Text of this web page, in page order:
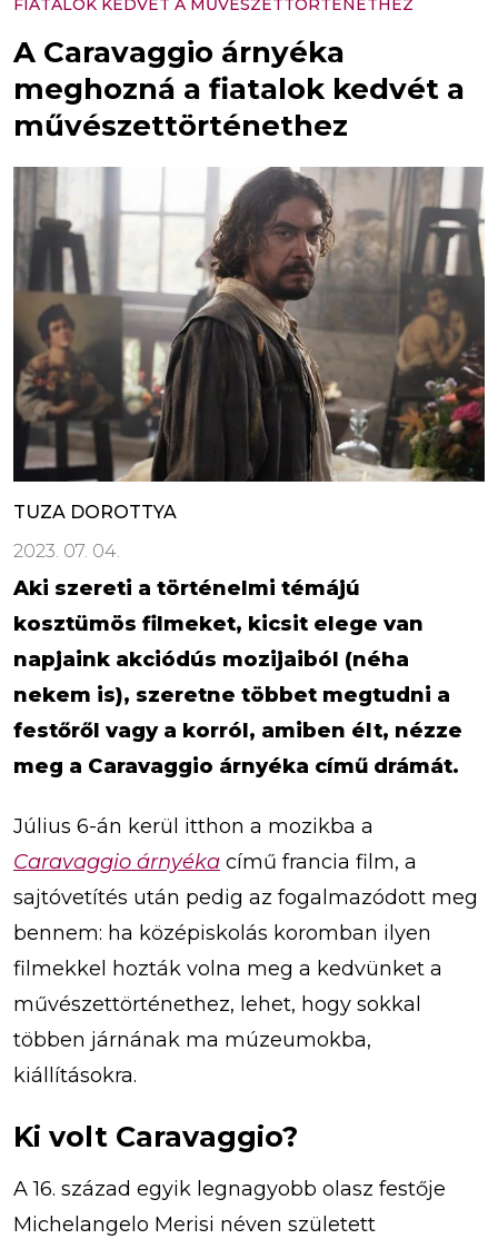
FIATALOK KEDVÉT A MŰVÉSZETTÖRTÉNETHEZ
A Caravaggio árnyéka
meghozná a fiatalok kedvét a
művészettörténethez
TUZA DOROTTYA
2023. 07. 04.
Aki szereti a történelmi témájú
kosztümös filmeket, kicsit elege van
napjaink akciódús mozijaiból (néha
nekem is), szeretne többet megtudni a
festőről vagy a korról, amiben élt, nézze
meg a Caravaggio árnyéka című drámát.
Július 6-án kerül itthon a mozikba a
Caravaggio árnyéka című francia film, a
sajtóvetítés után pedig az fogalmazódott meg
bennem: ha középiskolás koromban ilyen
filmekkel hozták volna meg a kedvünket a
művészettörténethez, lehet, hogy sokkal
többen járnának ma múzeumokba,
kiállításokra.
Ki volt Caravaggio?
A 16. század egyik legnagyobb olasz festője
Michelangelo Merisi néven született